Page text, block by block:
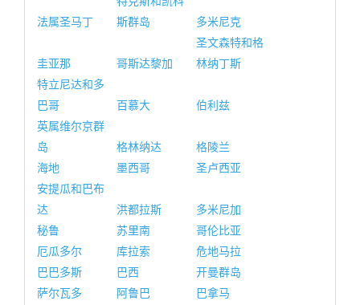
法属圣马丁
斯群岛
多米尼克
圭亚那 哥斯达黎加
圣文森特和格
林纳丁斯
特立尼达和多
巴哥
百慕大
伯利兹
英属维尔京群
岛
格林纳达
格陵兰
海地
墨西哥
圣卢西亚
安提瓜和巴布
达
洪都拉斯
多米尼加
秘鲁
苏里南
哥伦比亚
厄瓜多尔
库拉索
危地马拉
巴巴多斯
巴西
开曼群岛
萨尔瓦多
阿鲁巴
巴拿马